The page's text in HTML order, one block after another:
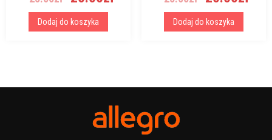
cena
wynosiła:
Dodaj do koszyka
cena
wynosiła:
Dodaj do koszyka